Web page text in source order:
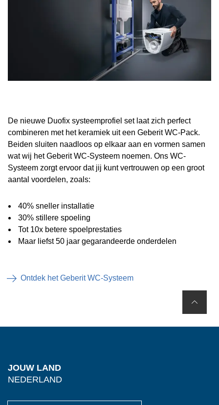
De nieuwe Duofix systeemprofiel set laat zich perfect
combineren met het keramiek uit een Geberit WC-Pack.
Beiden sluiten naadloos op elkaar aan en vormen samen
wat wij het Geberit WC-Systeem noemen. Ons WC-
Systeem zorgt ervoor dat jij kunt vertrouwen op een groot
aantal voordelen, zoals:
40% sneller installatie
30% stillere spoeling
Tot 10x betere spoelprestaties
Maar liefst 50 jaar gegarandeerde onderdelen
Ontdek het Geberit WC-Systeem
JOUW LAND
NEDERLAND